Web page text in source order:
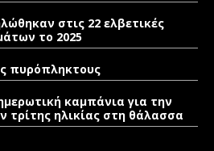
στις 22 ελβετικές
το 2025
πυρόπληκτους
καμπάνια για την
ηλικίας στη θάλασσα